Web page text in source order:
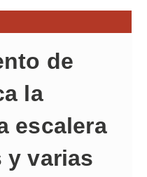
de
la
escalera
y varias